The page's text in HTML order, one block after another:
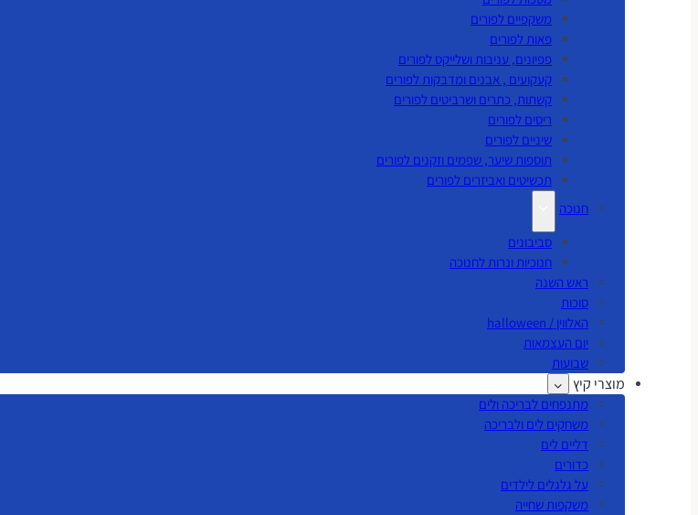
משקפיים לפורים
פאות לפורים
פפיונים, עניבות ושלייקס לפורים
קעקועים , אבנים ומדבקות לפורים
קשתות, כתרים ושרביטים לפורים
ריסים לפורים
שיניים לפורים
תוספות שיער, שפמים וזקנים לפורים
תכשיטים ואביזרים לפורים
חנוכה
סביבונים
חנוכיות ונרות לחנוכה
ראש השנה
סוכות
האלווין / halloween
יום העצמאות
שבועות
מוצרי קיץ
מתנפחים לבריכה ולים
משחקים לים ולבריכה
דליים לים
כדורים
על גלגלים לילדים
משקפות שחייה